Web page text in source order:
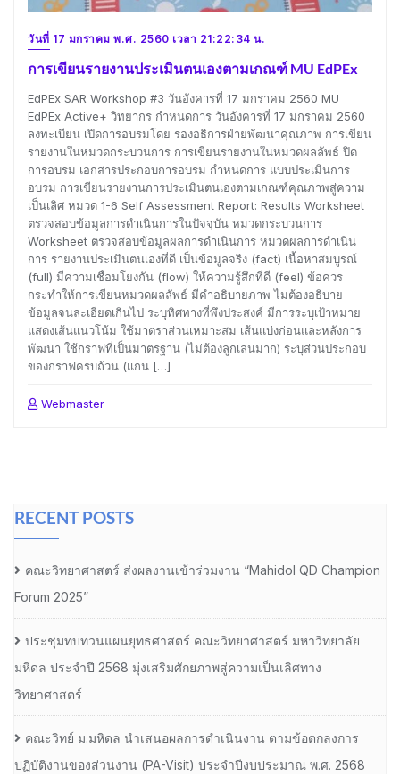
วันที่ 17 มกราคม พ.ศ. 2560 เวลา 21:22:34 น.
การเขียนรายงานประเมินตนเองตามเกณฑ์ MU EdPEx
EdPEx SAR Workshop #3 วันอังคารที่ 17 มกราคม 2560 MU
EdPEx Active+ วิทยากร กำหนดการ วันอังคารที่ 17 มกราคม 2560
ลงทะเบียน เปิดการอบรมโดย รองอธิการฝ่ายพัฒนาคุณภาพ การเขียน
รายงานในหมวดกระบวนการ การเขียนรายงานในหมวดผลลัพธ์ ปิด
การอบรม เอกสารประกอบการอบรม กำหนดการ แบบประเมินการ
อบรม การเขียนรายงานการประเมินตนเองตามเกณฑ์คุณภาพสู่ความ
เป็นเลิศ หมวด 1-6 Self Assessment Report: Results Worksheet
ตรวจสอบข้อมูลการดำเนินการในปัจจุบัน หมวดกระบวนการ
Worksheet ตรวจสอบข้อมูลผลการดำเนินการ หมวดผลการดำเนิน
การ รายงานประเมินตนเองที่ดี เป็นข้อมูลจริง (fact) เนื้อหาสมบูรณ์
(full) มีความเชื่อมโยงกัน (flow) ให้ความรู้สึกที่ดี (feel) ข้อควร
กระทำให้การเขียนหมวดผลลัพธ์ มีคำอธิบายภาพ ไม่ต้องอธิบาย
ข้อมูลจนละเอียดเกินไป ระบุทิศทางที่พึงประสงค์ มีการระบุเป้าหมาย
แสดงเส้นแนวโน้ม ใช้มาตราส่วนเหมาะสม เส้นแบ่งก่อนและหลังการ
พัฒนา ใช้กราฟที่เป็นมาตรฐาน (ไม่ต้องลูกเล่นมาก) ระบุส่วนประกอบ
ของกราฟครบถ้วน (แกน […]
Webmaster
RECENT POSTS
คณะวิทยาศาสตร์ ส่งผลงานเข้าร่วมงาน “Mahidol QD Champion
Forum 2025”
ประชุมทบทวนแผนยุทธศาสตร์ คณะวิทยาศาสตร์ มหาวิทยาลัย
มหิดล ประจำปี 2568 มุ่งเสริมศักยภาพสู่ความเป็นเลิศทาง
วิทยาศาสตร์
คณะวิทย์ ม.มหิดล นำเสนอผลการดำเนินงาน ตามข้อตกลงการ
ปฏิบัติงานของส่วนงาน (PA-Visit) ประจำปีงบประมาณ พ.ศ. 2568